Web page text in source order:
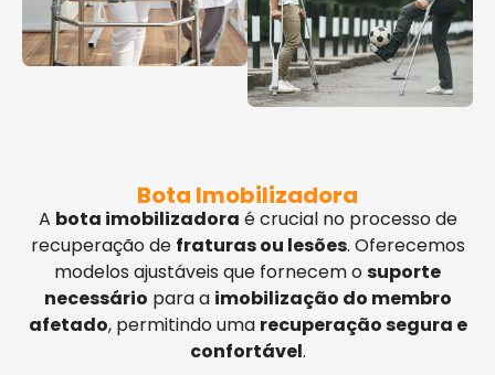
Bota Imobilizadora
A bota imobilizadora é crucial no processo de
recuperação de fraturas ou lesões. Oferecemos
modelos ajustáveis que fornecem osuporte
necessário para a imobilização do membro
afetado, permitindo uma recuperação segura e
confortável.